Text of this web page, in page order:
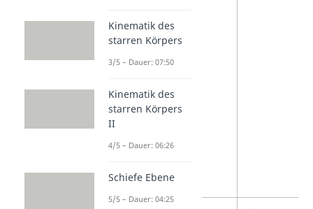
Kinematik des
starren Körpers
3/5 – Dauer: 07:50
Kinematik des
starren Körpers
II
4/5 – Dauer: 06:26
Schiefe Ebene
5/5 – Dauer: 04:25